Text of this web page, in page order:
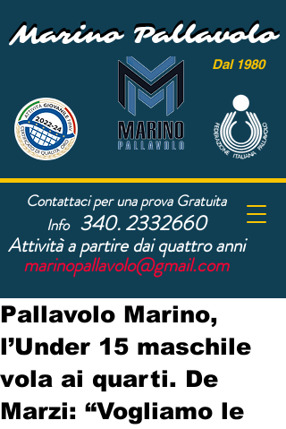
Marino Pallavolo
Marino Pallavolo
Dal 1980
Contattaci per una prova Gratuita
Info 340. 2332660
Attività a partire dai quattro anni
marinopallavolo@gmail.com
Pallavolo Marino,
l’Under 15 maschile
vola ai quarti. De
Marzi: “Vogliamo le